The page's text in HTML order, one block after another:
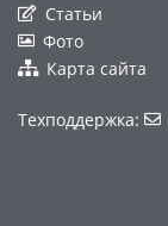
Статьи
Фото
Карта сайта
Техподдержка: